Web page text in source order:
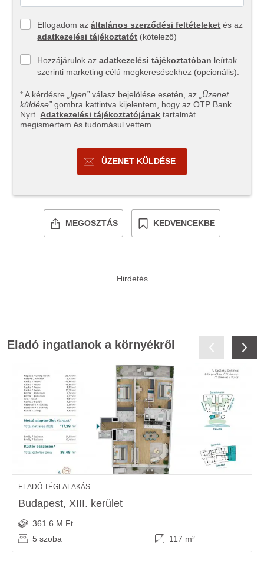
Elfogadom azáltalános szerződési feltételeket és az
adatkezelési tájékoztatót (kötelező)
Hozzájárulok azadatkezelési tájékoztatóban leírtak
szerinti marketing célú megkeresésekhez (opcionális).
* A kérdésre „Igen” válasz bejelölése esetén, az
„Üzenet
küldése” gombra kattintva kijelentem, hogy az OTP Bank
Nyrt. Adatkezelési tájékoztatójának tartalmát
megismertem és tudomásul vettem.
ÜZENET KÜLDÉSE
MEGOSZTÁS KEDVENCEKBE
Eladó ingatlanok a környékről
ELADÓ TÉGLALAKÁS
Budapest, XIII. kerület
361.6 M Ft
5 szoba
117 m²